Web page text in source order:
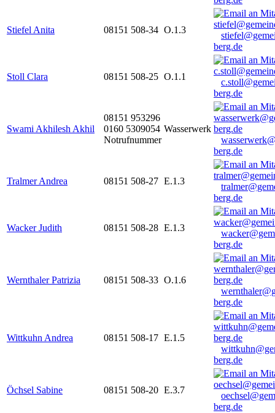
Stiefel Anita 08151 508-34 O.1.3
berg.de
Stoll Clara 08151 508-25 O.1.1
berg.de
Swami Akhilesh Akhil
08151 953296
0160 5309054
Notrufnummer
Wasserwerk
berg.de
Tralmer Andrea 08151 508-27 E.1.3
berg.de
Wacker Judith 08151 508-28 E.1.3
berg.de
Wernthaler Patrizia 08151 508-33 O.1.6
berg.de
Wittkuhn Andrea 08151 508-17 E.1.5
berg.de
Öchsel Sabine 08151 508-20 E.3.7
berg.de